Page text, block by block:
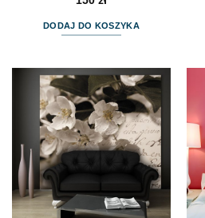
DODAJ DO KOSZYKA